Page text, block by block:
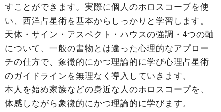
すことができます。実際に個人のホロスコープを使
い、西洋占星術を基本からしっかりと学習します。
天体・サイン・アスペクト・ハウスの強調・4つの軸
について、一般の書物とは違った心理的なアプロー
チの仕方で、象徴的にかつ理論的に学び心理占星術
のガイドラインを無理なく導入していきます。
本人を始め家族などの身近な人のホロスコープを、
体感しながら象徴的にかつ理論的に学びます。